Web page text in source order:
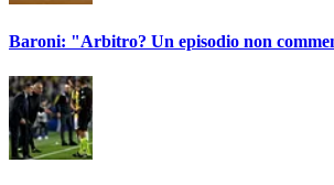
Baroni: "Arbitro? Un episodio non